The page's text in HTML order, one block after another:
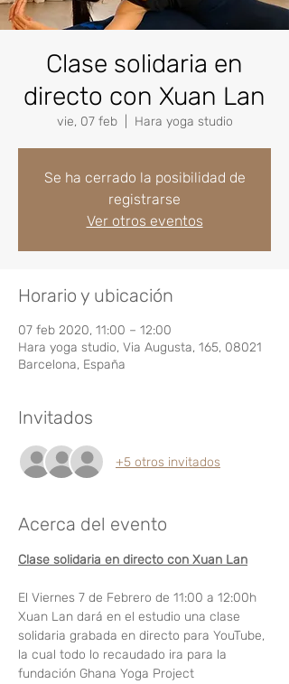
Clase solidaria en
directo con Xuan Lan
vie, 07 feb
  |
Hara yoga studio
Se ha cerrado la posibilidad de
registrarse
Ver otros eventos
Horario y ubicación
07 feb 2020, 11:00 – 12:00
Hara yoga studio, Via Augusta, 165, 08021
Barcelona, España
Invitados
+5 otros invitados
Acerca del evento
Clase solidaria en directo con Xuan Lan
El Viernes 7 de Febrero de 11:00 a 12:00h
Xuan Lan dará en el estudio una clase
solidaria grabada en directo para YouTube,
la cual todo lo recaudado ira para la
fundación Ghana Yoga Project